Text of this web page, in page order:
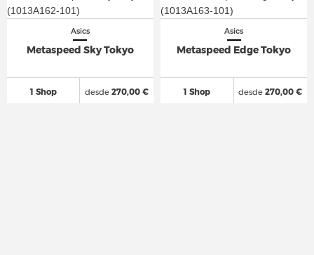
Asics
Metaspeed Sky Tokyo
1 Shop desde270,00 €
Asics
Metaspeed Edge Tokyo
1 Shop desde 270,00 €